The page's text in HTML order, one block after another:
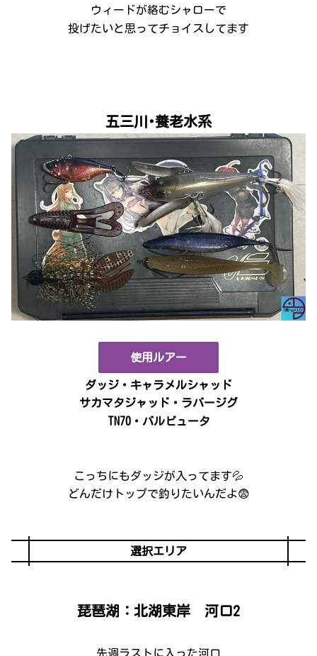
ウィードが絡むシャローで
投げたいと思ってチョイスしてます
五三川･養老水系
使用ルアー
ダッジ・キャラメルシャッド
サカマタジャッド・ラバージグ
TN70・バルビュータ
こっちにもダッジが入ってます💦
どんだけトップで釣りたいんだよ😨
選択エリア
琵琶湖：北湖東岸 河口2
先週ラストに入った河口